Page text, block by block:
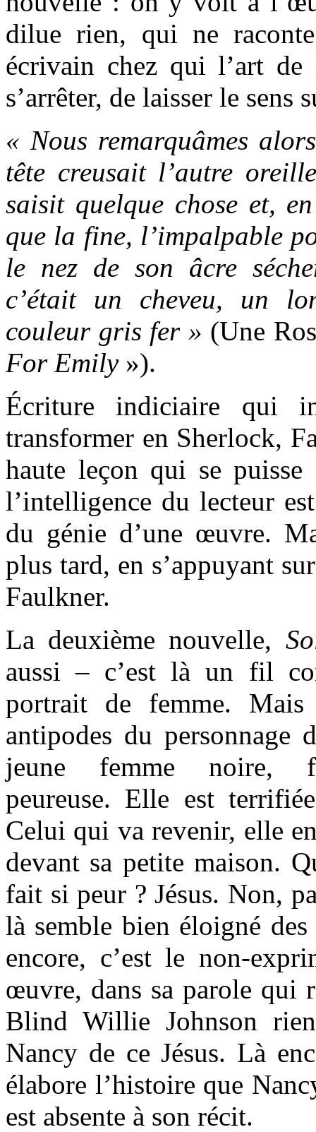
dilue rien, qui ne
écrivain chez qui l’art de
s’arrêter, de laisser le sens
« Nous remarquâmes
tête creusait l’autre
saisit quelque chose et,
que la fine, l’impalpable
le nez de son âcre
c’était un cheveu, un
couleur gris fer » (Une
For Emily»).
Écriture indiciaire qui
transformer en Sherlock,
haute leçon qui se
l’intelligence du lecteur
du génie d’une œuvre.
plus tard, en s’appuyant
Faulkner.
La deuxième nouvelle,
aussi – c’est là un fil
portrait de femme.
antipodes du personnage
jeune femme noire,
peureuse. Elle est
Celui qui va revenir, elle
devant sa petite maison.
fait si peur ? Jésus. Non,
là semble bien éloigné
encore, c’est le non-
œuvre, dans sa parole qui
Blind Willie Johnson
Nancy de ce Jésus. Là
élabore l’histoire que
est absente à son récit.